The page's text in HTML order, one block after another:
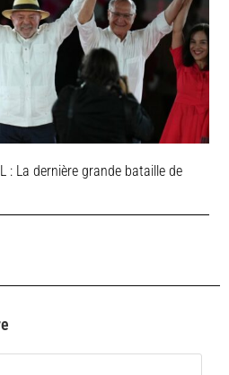
: La dernière grande bataille de